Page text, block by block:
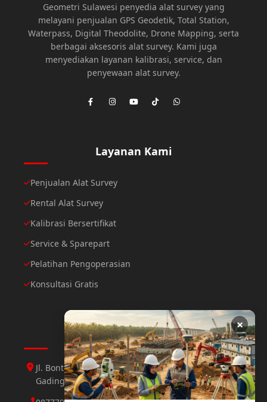
×
Geometri Sulawesi penyedia alat survey yang
melayani penjualan GPS Geodetik, Total Station,
Waterpass, Digital Theodolite, Drone Mapping, serta
berbagai aksesoris alat survey. Kami juga
menyediakan layanan kalibrasi, service, dan
penyewaan alat survey.
Layanan Kami
Penjualan Alat Survey
Rental Alat Survey
Kalibrasi Bersertifikat
Service & Sparepart
Pelatihan Pengoperasian
Konsultasi Gratis
Hubungi Kami
Jl. Bontoloe Baru Perumahan Mutiara Gading 1 Jl.
Gading 3 No.25 Daya, Makassar